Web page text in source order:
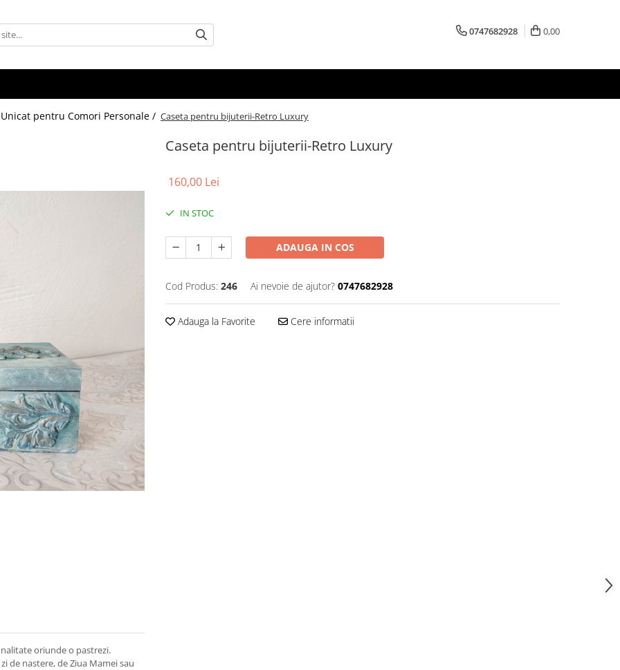
0747682928 0,00
pentru Comori Personale / Caseta pentru bijuterii-Retro Luxury
Caseta pentru bijuterii-Retro Luxury
160,00 Lei
IN STOC
ADAUGA IN COS
Cod Produs: 246 Ai nevoie de ajutor? 0747682928
Adauga la Favorite Cere informatii
oriunde o pastrezi.
de nastere, de Ziua Mamei sau